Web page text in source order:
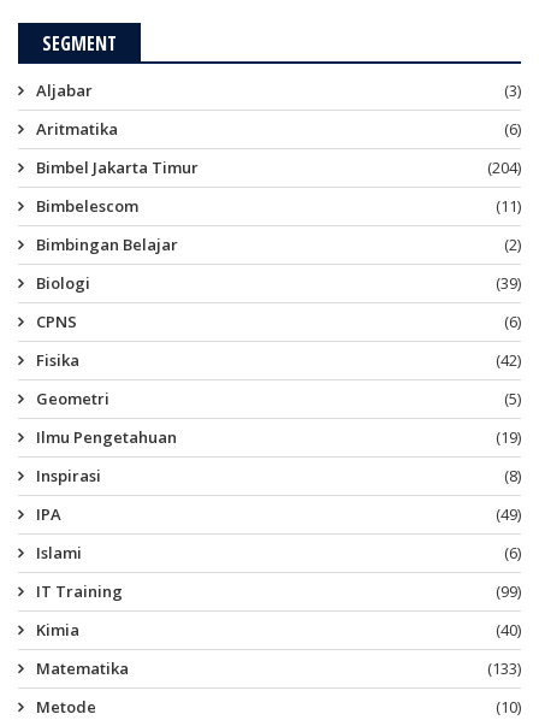
SEGMENT
Aljabar
(3)
Aritmatika
(6)
Bimbel Jakarta Timur
(204)
Bimbelescom
(11)
Bimbingan Belajar
(2)
Biologi
(39)
CPNS
(6)
Fisika
(42)
Geometri
(5)
Ilmu Pengetahuan
(19)
Inspirasi
(8)
IPA
(49)
Islami
(6)
IT Training
(99)
Kimia
(40)
Matematika
(133)
Metode
(10)